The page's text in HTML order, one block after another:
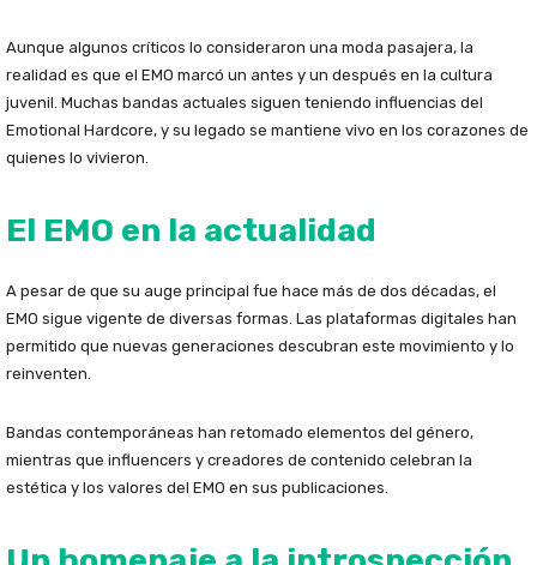
Aunque algunos críticos lo consideraron una moda pasajera, la
realidad es que el EMO marcó un antes y un después en la cultura
juvenil. Muchas bandas actuales siguen teniendo influencias del
Emotional Hardcore, y su legado se mantiene vivo en los corazones de
quienes lo vivieron.
El EMO en la actualidad
A pesar de que su auge principal fue hace más de dos décadas, el
EMO sigue vigente de diversas formas. Las plataformas digitales han
permitido que nuevas generaciones descubran este movimiento y lo
reinventen.
Bandas contemporáneas han retomado elementos del género,
mientras que influencers y creadores de contenido celebran la
estética y los valores del EMO en sus publicaciones.